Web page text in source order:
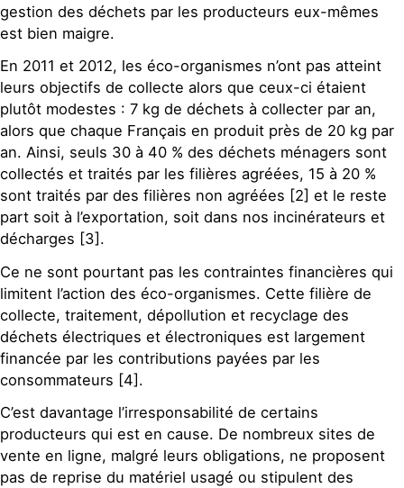
gestion des déchets par les producteurs eux-mêmes
est bien maigre.
En 2011 et 2012, les éco-organismes n’ont pas atteint
leurs objectifs de collecte alors que ceux-ci étaient
plutôt modestes : 7 kg de déchets à collecter par an,
alors que chaque Français en produit près de 20 kg par
an. Ainsi, seuls 30 à 40 % des déchets ménagers sont
collectés et traités par les filières agréées, 15 à 20 %
sont traités par des filières non agréées [2] et le reste
part soit à l’exportation, soit dans nos incinérateurs et
décharges [3].
Ce ne sont pourtant pas les contraintes financières qui
limitent l’action des éco-organismes. Cette filière de
collecte, traitement, dépollution et recyclage des
déchets électriques et électroniques est largement
financée par les contributions payées par les
consommateurs [4].
C’est davantage l’irresponsabilité de certains
producteurs qui est en cause. De nombreux sites de
vente en ligne, malgré leurs obligations, ne proposent
pas de reprise du matériel usagé ou stipulent des